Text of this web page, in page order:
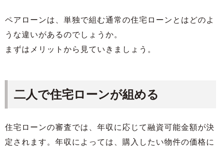
ペアローンは、単独で組む通常の住宅ローンとはどのよ
うな違いがあるのでしょうか。
まずはメリットから見ていきましょう。
二人で住宅ローンが組める
住宅ローンの審査では、年収に応じて融資可能金額が決
定されます。年収によっては、購入したい物件の価格に